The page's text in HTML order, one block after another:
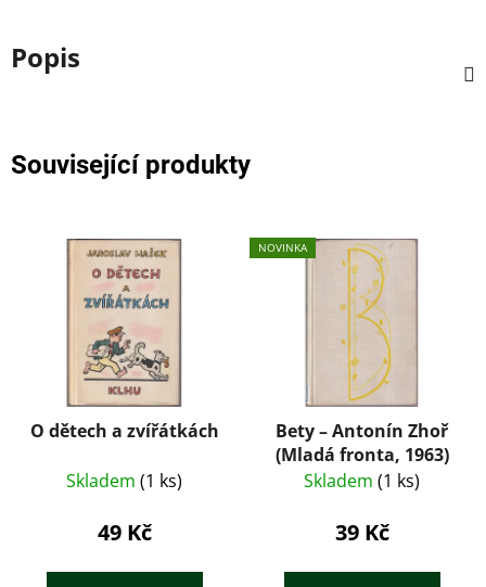
Popis
Související produkty
O dětech a zvířátkách
Skladem (1 ks)
49 Kč
NOVINKA
Bety – Antonín Zhoř
(Mladá fronta, 1963)
Skladem (1 ks)
39 Kč